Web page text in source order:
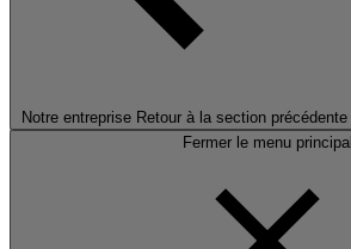
Notre entreprise Retour à la section précédente
Fermer le menu principal